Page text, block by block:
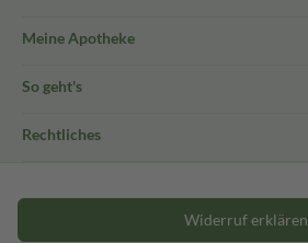
Meine Apotheke
So geht's
Rechtliches
Widerruf erklären